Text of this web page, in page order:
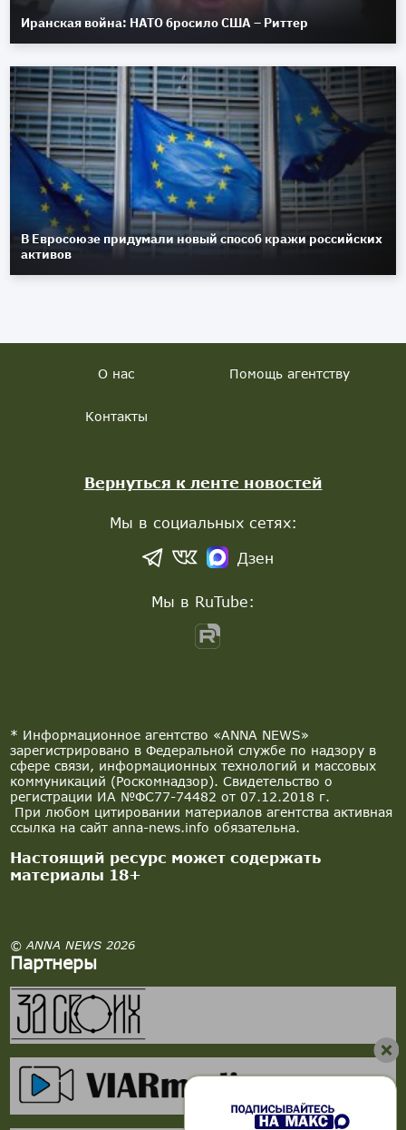
Иранская война: НАТО бросило США – Риттер
В Евросоюзе придумали новый способ кражи российских
активов
* Информационное агентство «ANNA NEWS»
зарегистрировано в Федеральной службе по надзору в
сфере связи, информационных технологий и массовых
коммуникаций (Роскомнадзор). Свидетельство о
регистрации ИА №ФС77-74482 от 07.12.2018 г.
При любом цитировании материалов агентства активная
ссылка на сайт anna-news.info обязательна.
Настоящий ресурс может содержать
материалы 18+
© ANNA NEWS 2026
Партнеры
О нас Помощь агентству
Контакты
Вернуться к ленте новостей
Мы в социальных сетях:
Дзен
Мы в RuTube: